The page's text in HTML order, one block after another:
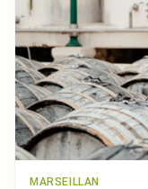
MARSEILLAN